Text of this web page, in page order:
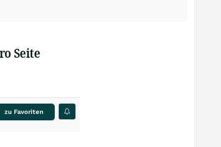
Seite
zu Favoriten